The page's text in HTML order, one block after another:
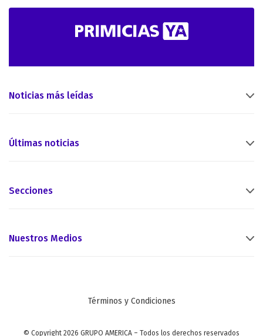
Noticias más leídas
Últimas noticias
Secciones
Nuestros Medios
Términos y Condiciones
© Copyright 2026 GRUPO AMERICA – Todos los derechos reservados